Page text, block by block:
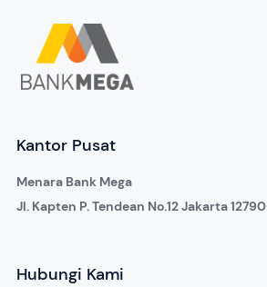
Kantor Pusat
Menara Bank Mega
Jl. Kapten P. Tendean No.12 Jakarta 12790
Hubungi Kami